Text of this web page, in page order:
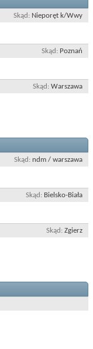
Skąd Nieporęt k/Wwy
Skąd Poznań
Skąd Warszawa
Skąd ndm / warszawa
Skąd Bielsko-Biała
Skąd Zgierz